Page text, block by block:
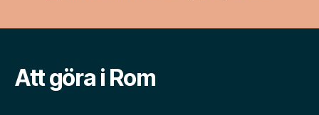
Att göra i Rom